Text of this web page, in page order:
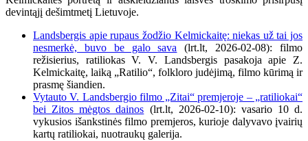
devintąjį dešimtmetį Lietuvoje.
Landsbergis apie rupaus žodžio Kelmickaitę: niekas už tai jos
nesmerkė, buvo be galo sava (lrt.lt, 2026-02-08): filmo
režisierius, ratiliokas V. V. Landsbergis pasakoja apie Z.
Kelmickaitę, laiką „Ratilio“, folkloro judėjimą, filmo kūrimą ir
prasmę šiandien.
Vytauto V. Landsbergio filmo „Zitai“ premjeroje – „ratiliokai“
bei Zitos mėgtos dainos (lrt.lt, 2026-02-10): vasario 10 d.
vykusios išankstinės filmo premjeros, kurioje dalyvavo įvairių
kartų ratiliokai, nuotraukų galerija.